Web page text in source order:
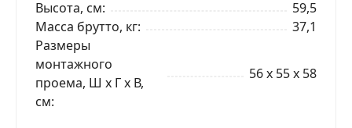
Высота, см
59,5
Масса брутто, кг
37,1
Размеры
монтажного
проема, Ш x Г x В,
см
56 x 55 x 58